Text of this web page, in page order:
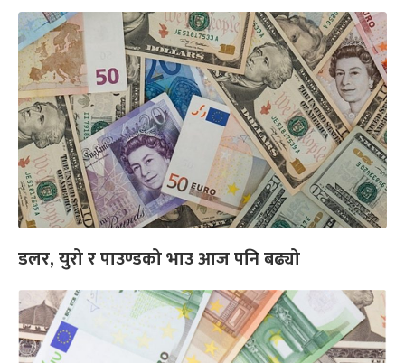
डलर, युरो र पाउण्डको भाउ आज पनि बढ्यो